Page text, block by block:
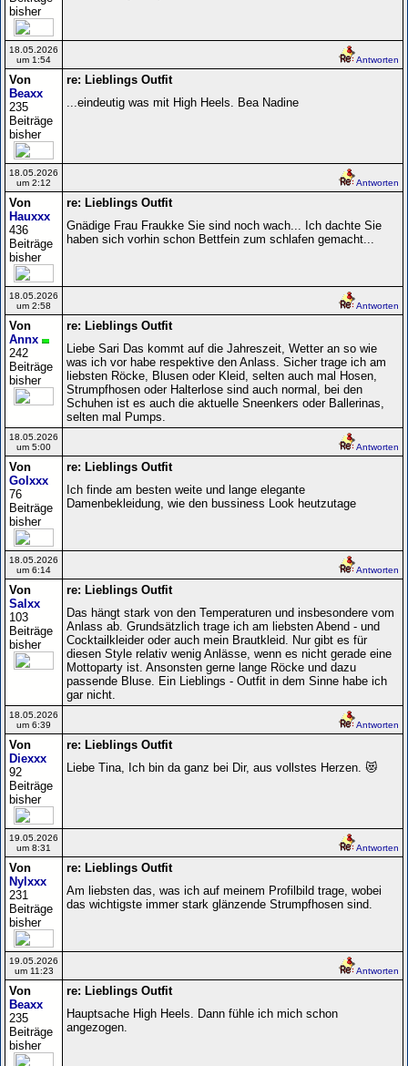
bisher
18.05.2026
um 1:54
Antworten
Von
Beaxx
235
Beiträge
bisher
re: Lieblings Outfit
...eindeutig was mit High Heels. Bea Nadine
18.05.2026
um 2:12
Antworten
Von
Hauxxx
436
Beiträge
bisher
re: Lieblings Outfit
Gnädige Frau Fraukke Sie sind noch wach... Ich dachte Sie
haben sich vorhin schon Bettfein zum schlafen gemacht...
18.05.2026
um 2:58
Antworten
Von
Annx
242
Beiträge
bisher
re: Lieblings Outfit
Liebe Sari Das kommt auf die Jahreszeit, Wetter an so wie
was ich vor habe respektive den Anlass. Sicher trage ich am
liebsten Röcke, Blusen oder Kleid, selten auch mal Hosen,
Strumpfhosen oder Halterlose sind auch normal, bei den
Schuhen ist es auch die aktuelle Sneenkers oder Ballerinas,
selten mal Pumps.
18.05.2026
um 5:00
Antworten
Von
Golxxx
76
Beiträge
bisher
re: Lieblings Outfit
Ich finde am besten weite und lange elegante
Damenbekleidung, wie den bussiness Look heutzutage
18.05.2026
um 6:14
Antworten
Von
Salxx
103
Beiträge
bisher
re: Lieblings Outfit
Das hängt stark von den Temperaturen und insbesondere vom
Anlass ab. Grundsätzlich trage ich am liebsten Abend - und
Cocktailkleider oder auch mein Brautkleid. Nur gibt es für
diesen Style relativ wenig Anlässe, wenn es nicht gerade eine
Mottoparty ist. Ansonsten gerne lange Röcke und dazu
passende Bluse. Ein Lieblings - Outfit in dem Sinne habe ich
gar nicht.
18.05.2026
um 6:39
Antworten
Von
Diexxx
92
Beiträge
bisher
re: Lieblings Outfit
Liebe Tina, Ich bin da ganz bei Dir, aus vollstes Herzen. 😻
19.05.2026
um 8:31
Antworten
Von
Nylxxx
231
Beiträge
bisher
re: Lieblings Outfit
Am liebsten das, was ich auf meinem Profilbild trage, wobei
das wichtigste immer stark glänzende Strumpfhosen sind.
19.05.2026
um 11:23
Antworten
Von
Beaxx
235
Beiträge
bisher
re: Lieblings Outfit
Hauptsache High Heels. Dann fühle ich mich schon
angezogen.